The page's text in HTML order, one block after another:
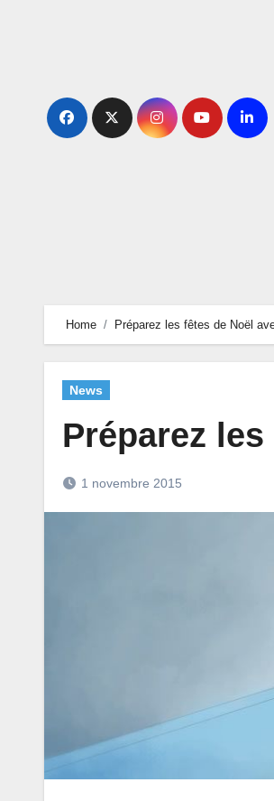
Home Préparez les fêtes de Noël
News
Préparez
1 novembre 2015